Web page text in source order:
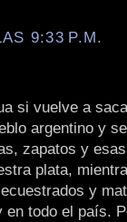
9:33 P.M.
si vuelve a
argentino y
zapatos y
plata,
y
en todo el país.